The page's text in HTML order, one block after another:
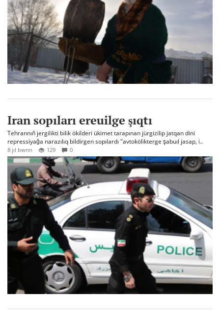
Iran sopıları ereuilge şıqtı
Tehrannıñ jergilikti bilik ökilderi ükimet tarapınan jürgizilip jatqan dini
repressiyağa narazılıq bildirgen sopılardı "avtokölikterge şabuıl jasap, i..
8 jıl bwrın 129 0